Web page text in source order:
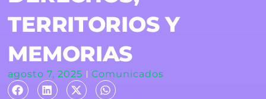
TERRITORIOS Y
MEMORIAS
agosto 7, 2025 Comunicados